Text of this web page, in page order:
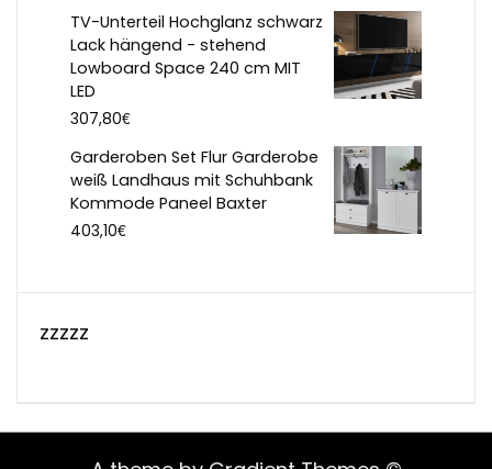
TV-Unterteil Hochglanz schwarz
Lack hängend - stehend
Lowboard Space 240 cm MIT
LED
307,80€
Garderoben Set Flur Garderobe
weiß Landhaus mit Schuhbank
Kommode Paneel Baxter
403,10€
zzzzz